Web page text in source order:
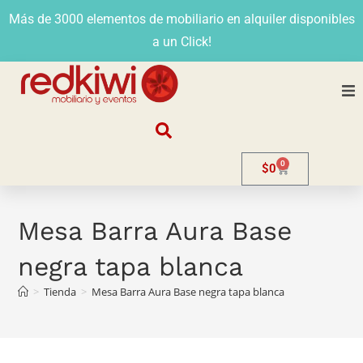
Más de 3000 elementos de mobiliario en alquiler disponibles
a un Click!
Venta
$0 0
Mesa Barra Aura Base
negra tapa blanca
> Tienda > Mesa Barra Aura Base negra tapa blanca